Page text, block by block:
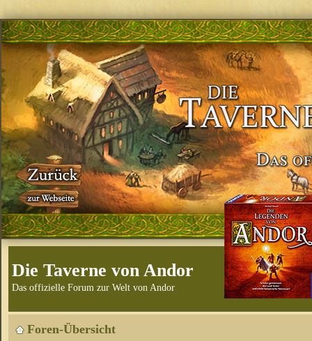
Die Taverne von Andor
Das offizielle Forum zur Welt von Andor
Foren-Übersicht